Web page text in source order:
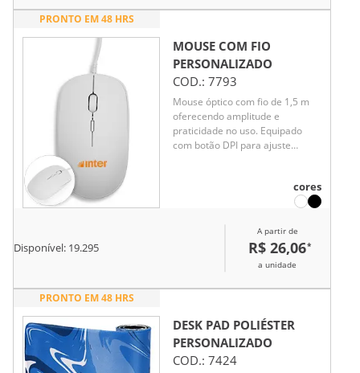
PRONTO EM 48 HRS
MOUSE COM FIO
PERSONALIZADO
COD.: 7793
Mouse óptico com fio de 1,5 m
oferecendo amplitude e
praticidade no uso. Equipado
com botão DPI para ajuste
precisão. Um brinde corporativo
moderno e funcional, ideal para
cores
Disponível: 19.295
A partir de
R$ 26,06*
a unidade
PRONTO EM 48 HRS
DESK PAD POLIÉSTER
PERSONALIZADO
COD.: 7424